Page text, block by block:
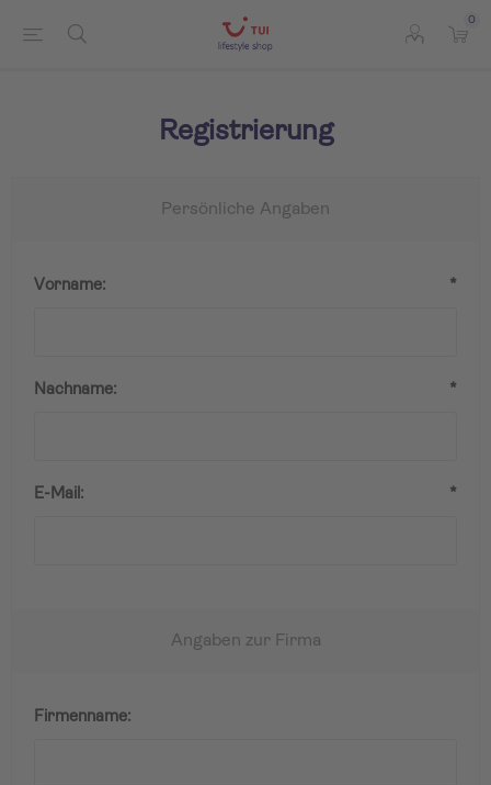
0
Registrierung
Persönliche Angaben
Vorname: *
Nachname: *
E-Mail: *
Angaben zur Firma
Firmenname: